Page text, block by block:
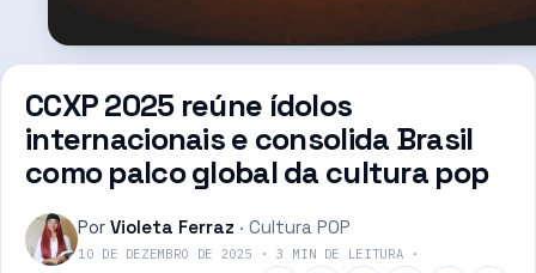
CCXP 2025 reúne ídolos
internacionais e consolida Brasil
como palco global da cultura pop
Por Violeta Ferraz · Cultura POP
10 DE DEZEMBRO DE 2025 ·3 MIN DE LEITURA ·